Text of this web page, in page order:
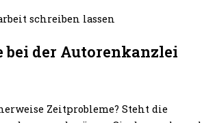
bei der Autorenkanzlei
Zeitprobleme? Steht die